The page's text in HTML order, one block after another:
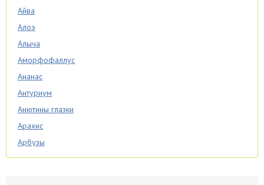
Айва
Алоэ
Алыча
Аморфофаллус
Ананас
Антуриум
Анютины глазки
Арахис
Арбузы
Аспарагус